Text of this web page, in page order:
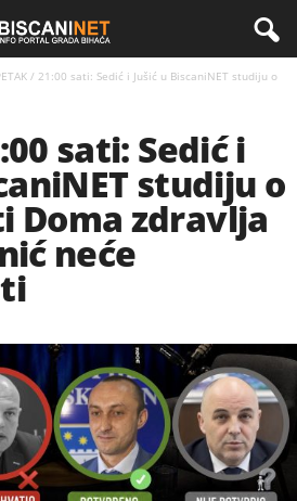
/ 21:00 sati: Sedić i Jušić u BiscaniNET studiju o
sati: Sedić i
studiju o
Doma zdravlja
neće